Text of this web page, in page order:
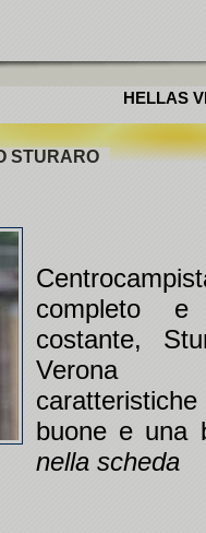
HELLAS
STURARO
completo
costante,
buone e una
nella scheda